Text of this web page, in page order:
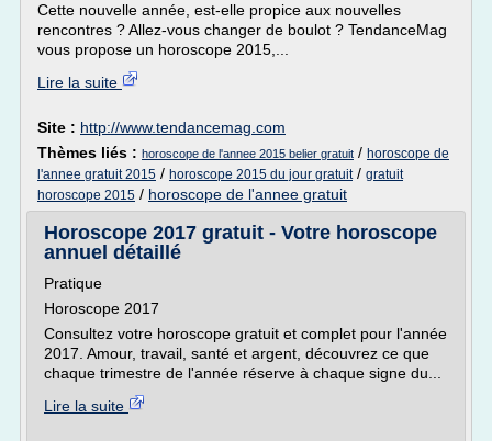
Cette nouvelle année, est-elle propice aux nouvelles
rencontres ? Allez-vous changer de boulot ? TendanceMag
vous propose un horoscope 2015,...
Lire la suite
Site : http://www.tendancemag.com
Thèmes liés : horoscope de l'annee 2015 belier gratuit / horoscope de
l'annee gratuit 2015 / horoscope 2015 du jour gratuit/ gratuit
horoscope 2015 / horoscope de l'annee gratuit
Horoscope 2017 gratuit - Votre horoscope
annuel détaillé
Pratique
Horoscope 2017
Consultez votre horoscope gratuit et complet pour l'année
2017. Amour, travail, santé et argent, découvrez ce que
chaque trimestre de l'année réserve à chaque signe du...
Lire la suite